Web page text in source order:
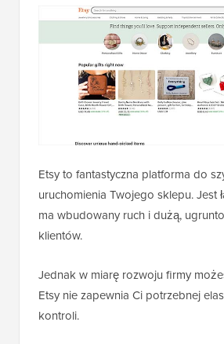
Etsy to fantastyczna platforma do
uruchomienia Twojego sklepu. Jest
ma wbudowany ruch i dużą,
klientów.
Jednak w miarę rozwoju firmy
Etsy nie zapewnia Ci potrzebnej
kontroli.